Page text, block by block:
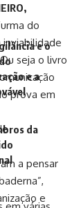
do
inviabilidade
seja o livro
prova em
a pensar
e
e o
e a
da